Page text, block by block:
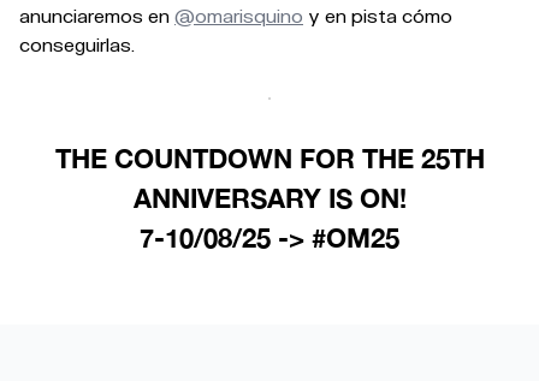
anunciaremos en @omarisquino y en pista cómo
conseguirlas.
THE COUNTDOWN FOR THE 25TH
ANNIVERSARY IS ON!
7-10/08/25 -> #OM25